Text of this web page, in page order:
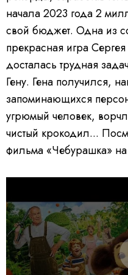
начала 2023 года 2
свой бюджет. Одна из
прекрасная игра
досталась трудная
Гену. Гена получился,
запоминающихся
угрюмый человек,
чистый крокодил...
фильма «Чебурашка»